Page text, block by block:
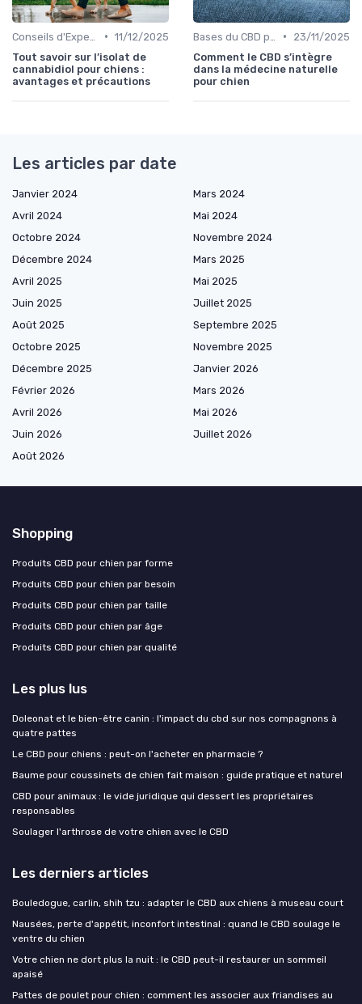
• 11/12/2025
Tout savoir sur l’isolat de
cannabidiol pour chiens :
avantages et précautions
•
23/11/2025
Comment le CBD s’intègre
dans la médecine naturelle
pour chien
Les articles par date
Janvier 2024
Mars 2024
Avril 2024
Mai 2024
Octobre 2024
Novembre 2024
Décembre 2024
Mars 2025
Avril 2025
Mai 2025
Juin 2025
Juillet 2025
Août 2025
Septembre 2025
Octobre 2025
Novembre 2025
Décembre 2025
Janvier 2026
Février 2026
Mars 2026
Avril 2026
Mai 2026
Juin 2026
Juillet 2026
Août 2026
Shopping
Produits CBD pour chien par forme
Produits CBD pour chien par besoin
Produits CBD pour chien par taille
Produits CBD pour chien par âge
Produits CBD pour chien par qualité
Les plus lus
Doleonat et le bien-être canin : l'impact du cbd sur nos compagnons à
quatre pattes
Le CBD pour chiens : peut-on l'acheter en pharmacie ?
Baume pour coussinets de chien fait maison : guide pratique et naturel
CBD pour animaux : le vide juridique qui dessert les propriétaires
responsables
Soulager l'arthrose de votre chien avec le CBD
Les derniers articles
Bouledogue, carlin, shih tzu : adapter le CBD aux chiens à museau court
Nausées, perte d'appétit, inconfort intestinal : quand le CBD soulage le
ventre du chien
Votre chien ne dort plus la nuit : le CBD peut-il restaurer un sommeil
apaisé
Pattes de poulet pour chien : comment les associer aux friandises au